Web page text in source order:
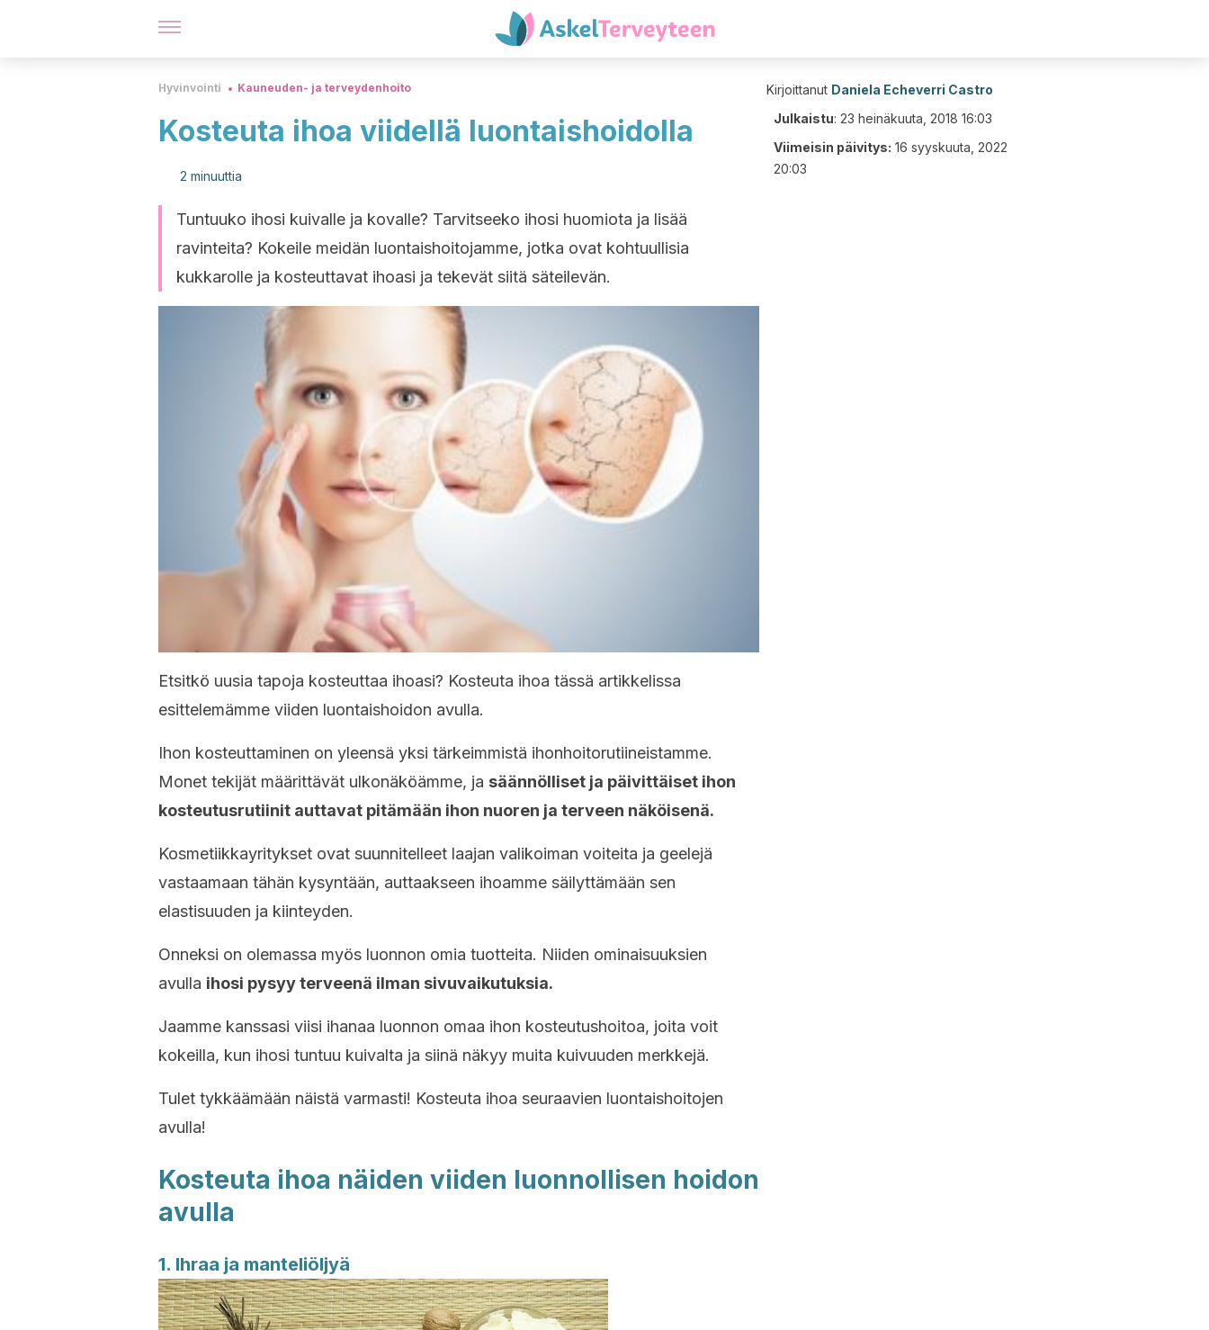
Hyvinvointi Kauneuden- ja terveydenhoito
Kosteuta ihoa viidellä luontaishoidolla
2 minuuttia
Tuntuuko ihosi kuivalle ja kovalle? Tarvitseeko ihosi huomiota ja lisää
ravinteita? Kokeile meidän luontaishoitojamme, jotka ovat kohtuullisia
kukkarolle ja kosteuttavat ihoasi ja tekevät siitä säteilevän.
Etsitkö uusia tapoja kosteuttaa ihoasi? Kosteuta ihoa tässä artikkelissa
esittelemämme viiden luontaishoidon avulla.
Ihon kosteuttaminen on yleensä yksi tärkeimmistä ihonhoitorutiineistamme.
Monet tekijät määrittävät ulkonäköämme, ja säännölliset ja päivittäiset ihon
kosteutusrutiinit auttavat pitämään ihon nuoren ja terveen näköisenä.
Kosmetiikkayritykset ovat suunnitelleet laajan valikoiman voiteita ja geelejä
vastaamaan tähän kysyntään, auttaakseen ihoamme säilyttämään sen
elastisuuden ja kiinteyden.
Onneksi on olemassa myös luonnon omia tuotteita. Niiden ominaisuuksien
avulla ihosi pysyy terveenä ilman sivuvaikutuksia.
Jaamme kanssasi viisi ihanaa luonnon omaa ihon kosteutushoitoa, joita voit
kokeilla, kun ihosi tuntuu kuivalta ja siinä näkyy muita kuivuuden merkkejä.
Tulet tykkäämään näistä varmasti! Kosteuta ihoa seuraavien luontaishoitojen
avulla!
Kosteuta ihoa näiden viiden luonnollisen hoidon
avulla
1. Ihraa ja manteliöljyä
Kirjoittanut Daniela Echeverri Castro
Julkaistu: 23 heinäkuuta, 2018 16:03
Viimeisin päivitys: 16 syyskuuta, 2022
20:03